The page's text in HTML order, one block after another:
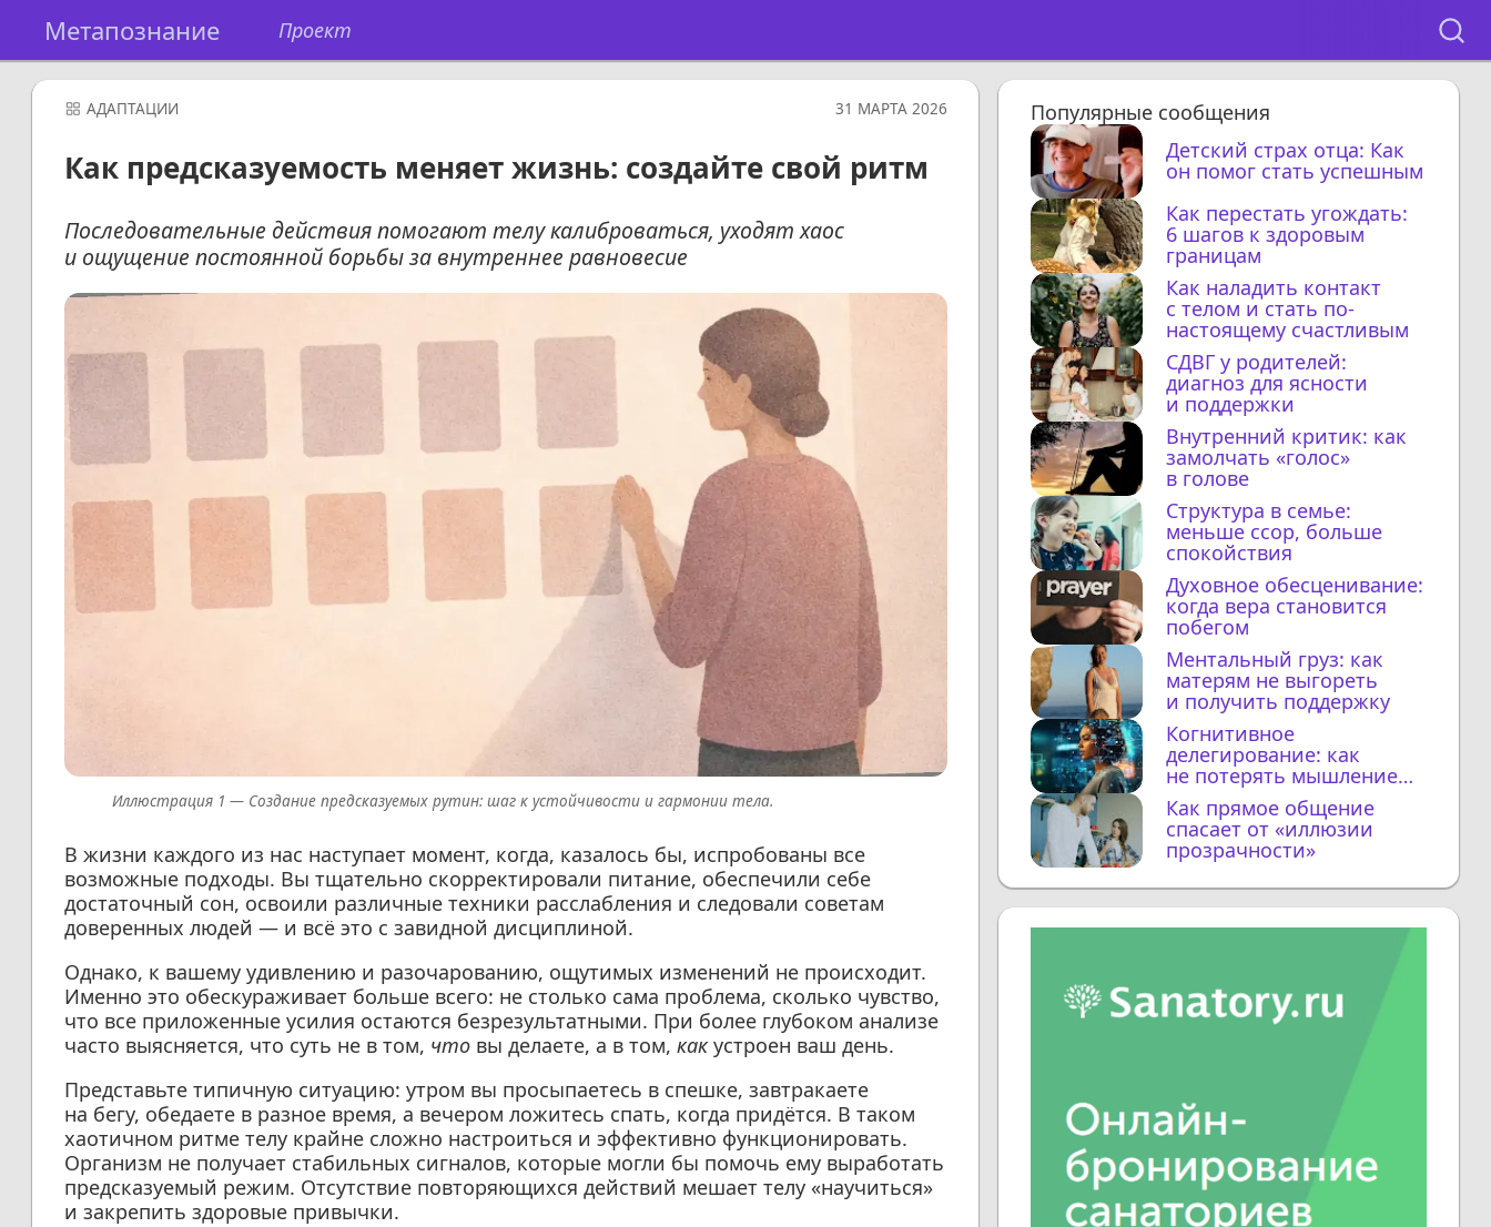
Метапознание Проект
АДАПТАЦИИ 31 МАРТА 2026
Как предсказуемость меняет жизнь: создайте свой ритм
Последовательные действия помогают телу калиброваться, уходят хаос
и ощущение постоянной борьбы за внутреннее равновесие
Создание предсказуемых рутин: шаг к устойчивости и гармонии тела.
В жизни каждого из нас наступает момент, когда, казалось бы, испробованы все
возможные подходы. Вы тщательно скорректировали питание, обеспечили себе
достаточный сон, освоили различные техники расслабления и следовали советам
доверенных людей — и всё это с завидной дисциплиной.
Однако, к вашему удивлению и разочарованию, ощутимых изменений не происходит.
Именно это обескураживает больше всего: не столько сама проблема, сколько чувство,
что все приложенные усилия остаются безрезультатными. При более глубоком анализе
часто выясняется, что суть не в том, чтовы делаете, а в том, какустроен ваш день.
Представьте типичную ситуацию: утром вы просыпаетесь в спешке, завтракаете
на бегу, обедаете в разное время, а вечером ложитесь спать, когда придётся. В таком
хаотичном ритме телу крайне сложно настроиться и эффективно функционировать.
Организм не получает стабильных сигналов, которые могли бы помочь ему выработать
предсказуемый режим. Отсутствие повторяющихся действий мешает телу «научиться»
и закрепить здоровые привычки.
Популярные сообщения
Детский страх отца: Как
он помог стать успешным
Как перестать угождать:
6 шагов к здоровым
границам
Как наладить контакт
с телом и стать по-
настоящему счастливым
СДВГ у родителей:
диагноз для ясности
и поддержки
Внутренний критик: как
замолчать «голос»
в голове
Структура в семье:
меньше ссор, больше
спокойствия
Духовное обесценивание:
когда вера становится
побегом
Ментальный груз: как
матерям не выгореть
и получить поддержку
Когнитивное
делегирование: как
не потерять мышление
с ИИ
Как прямое общение
спасает от «иллюзии
прозрачности»